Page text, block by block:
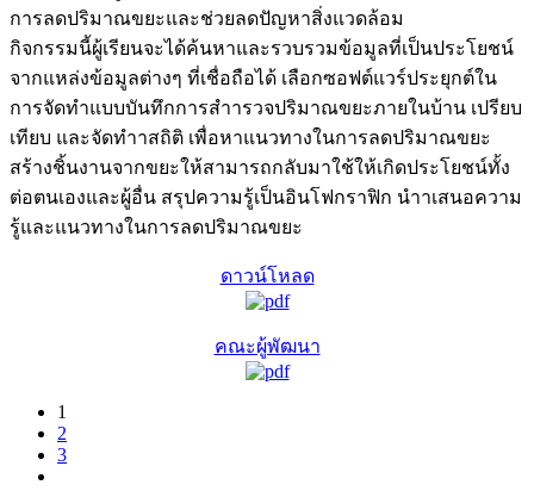
การลดปริมาณขยะและช่วยลดปัญหาสิ่งแวดล้อม
กิจกรรมนี้ผู้เรียนจะได้ค้นหาและรวบรวมข้อมูลที่เป็นประโยชน์
จากแหล่งข้อมูลต่างๆ ที่เชื่อถือได้ เลือกซอฟต์แวร์ประยุกต์ใน
การจัดทำแบบบันทึกการสำารวจปริมาณขยะภายในบ้าน เปรียบ
เทียบ และจัดทำาสถิติ เพื่อหาแนวทางในการลดปริมาณขยะ
สร้างชิ้นงานจากขยะให้สามารถกลับมาใช้ให้เกิดประโยชน์ทั้ง
ต่อตนเองและผู้อื่น สรุปความรู้เป็นอินโฟกราฟิก นำาเสนอความ
รู้และแนวทางในการลดปริมาณขยะ
ดาวน์โหลด
คณะผู้พัฒนา
1
2
3